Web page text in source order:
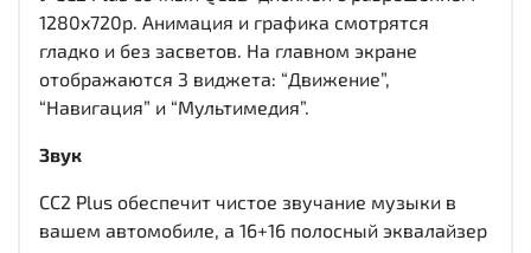
1280x720р. Анимация и графика смотрятся
гладко и без засветов. На главном экране
отображаются 3 виджета: “Движение”,
“Навигация” и “Мультимедия”.
Звук
CC2 Plus обеспечит чистое звучание музыки в
вашем автомобиле, а 16+16 полосный эквалайзер